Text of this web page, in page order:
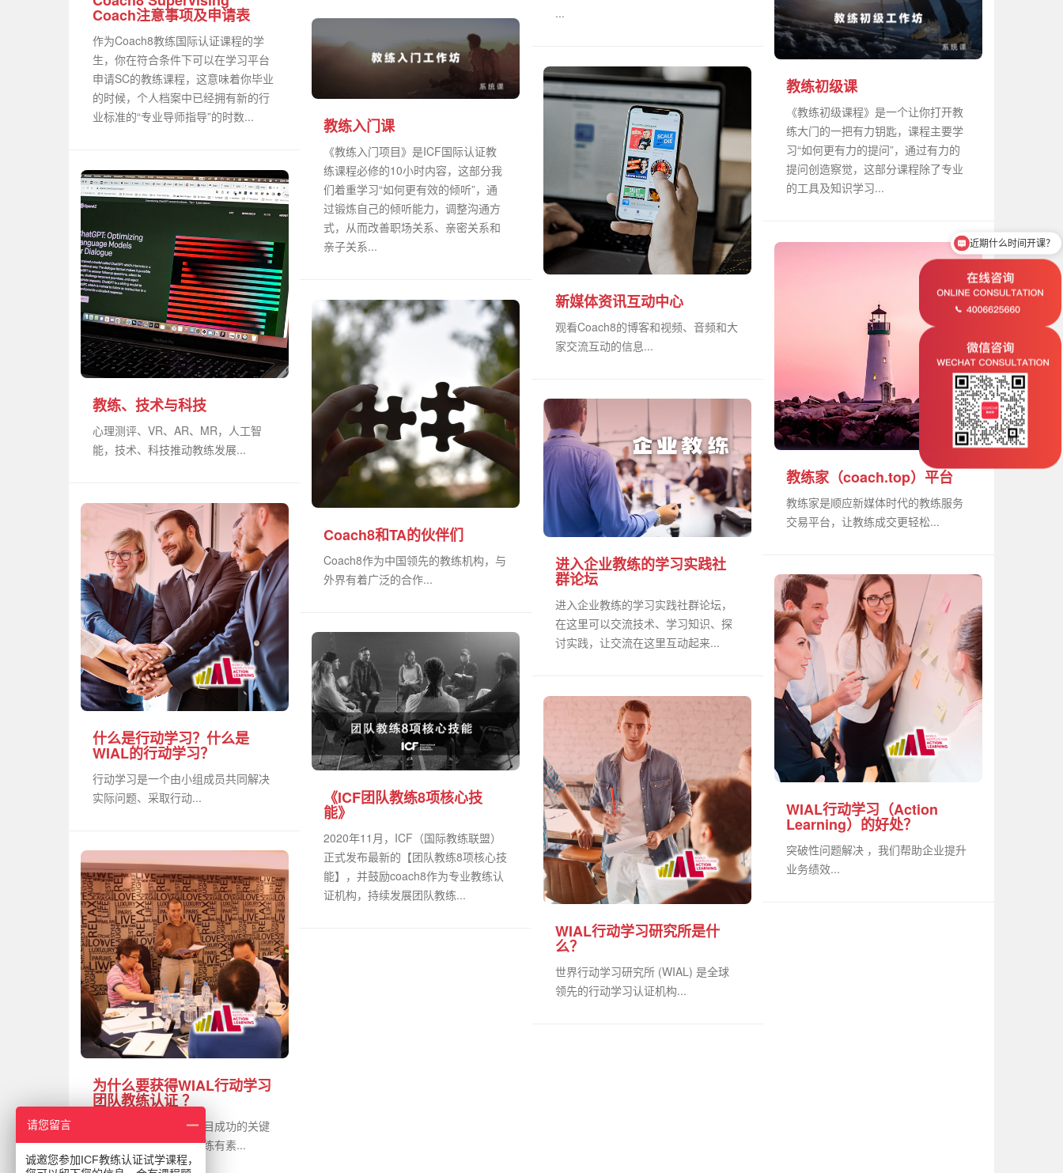
...
Coach注意事项及申请表
作为Coach8教练国际认证课程的学
生，你在符合条件下可以在学习平台
申请SC的教练课程，这意味着你毕业
的时候，个人档案中已经拥有新的行
业标准的“专业导师指导”的时数...
教练初级课
《教练初级课程》是一个让你打开教
练大门的一把有力钥匙，课程主要学
习“如何更有力的提问”，通过有力的
提问创造察觉，这部分课程除了专业
的工具及知识学习...
教练入门课
《教练入门项目》是ICF国际认证教
练课程必修的10小时内容，这部分我
们着重学习“如何更有效的倾听”，通
过锻炼自己的倾听能力，调整沟通方
式，从而改善职场关系、亲密关系和
亲子关系...
新媒体资讯互动中心
观看Coach8的博客和视频、音频和大
家交流互动的信息...
教练、技术与科技
心理测评、VR、AR、MR，人工智
能，技术、科技推动教练发展...
教练家（coach.top）平台
教练家是顺应新媒体时代的教练服务
交易平台，让教练成交更轻松...
Coach8和TA的伙伴们
Coach8作为中国领先的教练机构，与
外界有着广泛的合作...
进入企业教练的学习实践社
群论坛
进入企业教练的学习实践社群论坛，
在这里可以交流技术、学习知识、探
讨实践，让交流在这里互动起来...
什么是行动学习？什么是
WIAL的行动学习？
行动学习是一个由小组成员共同解决
实际问题、采取行动...
WIAL行动学习（Action
Learning）的好处？
突破性问题解决 ，我们帮助企业提升
业务绩效...
《ICF团队教练8项核心技
能》
2020年11月，ICF（国际教练联盟）
正式发布最新的【团队教练8项核心技
能】，并鼓励coach8作为专业教练认
证机构，持续发展团队教练...
WIAL行动学习研究所是什
么？
世界行动学习研究所 (WIAL) 是全球
领先的行动学习认证机构...
为什么要获得WIAL行动学习
团队教练认证 ？
研究表明，行动学习项目成功的关键
因素之一是拥有一位训练有素...
近期什么时间开课？
请您留言
诚邀您参加ICF教练认证试学课程，